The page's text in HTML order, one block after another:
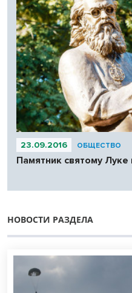
23.09.2016 ОБЩЕСТВО
Памятник святому
НОВОСТИ РАЗДЕЛА